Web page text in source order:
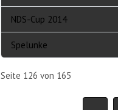
NDS-Cup 2014
Spelunke
Seite 126 von 165